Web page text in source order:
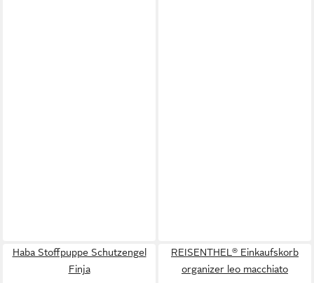
Haba Stoffpuppe Schutzengel
Finja
REISENTHEL® Einkaufskorb
organizer leo macchiato